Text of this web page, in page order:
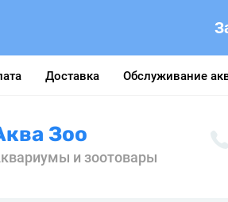
Доставка Обслуживание
Зоо
и зоотовары